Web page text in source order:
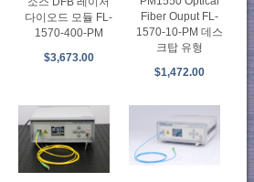
다이오드 모듈 FL-
1570-400-PM
$3,673.00
Fiber Ouput FL-
1570-10-PM 데스
크탑 유형
$1,472.00